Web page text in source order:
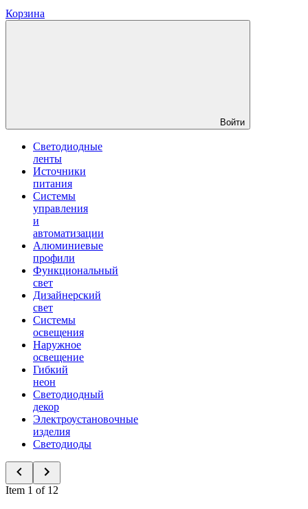
Корзина
Войти
Светодиодные
ленты
Источники
питания
Системы
управления
и
автоматизации
Алюминиевые
профили
Функциональный
свет
Дизайнерский
свет
Системы
освещения
Наружное
освещение
Гибкий
неон
Светодиодный
декор
Электроустановочные
изделия
Светодиоды
Item 1 of 12